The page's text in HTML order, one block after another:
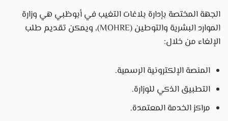
الجهة المختصة بإدارة بلاغات التغيب في أبوظبي هي وزارة
الموارد البشرية والتوطين (MOHRE)، ويمكن تقديم طلب
الإلغاء من خلال:
المنصة الإلكترونية الرسمية.
التطبيق الذكي للوزارة.
مراكز الخدمة المعتمدة.